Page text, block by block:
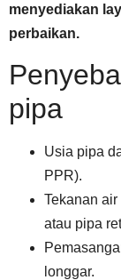
menyediakan
perbaikan.
pipa
Usia pipa
PPR).
Tekanan
atau pipa
longgar.